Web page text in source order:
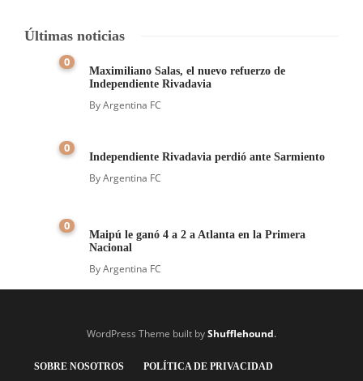
Últimas noticias
0
Maximiliano Salas, el nuevo refuerzo de
Independiente Rivadavia
ByArgentina FC
0
Independiente Rivadavia perdió ante Sarmiento
ByArgentina FC
0
Maipú le ganó 4 a 2 a Atlanta en la Primera
Nacional
ByArgentina FC
WordPress Theme built byShufflehound.
SOBRE NOSOTROS POLÍTICA DE PRIVACIDAD